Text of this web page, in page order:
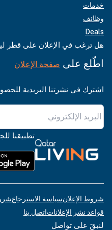
خدمات
وظائف
Deals
هل ترغب في الإعلان على قطر
اطّلع على صفحة الإعلان
اشترك في نشرتنا البريدية
تطبيقنا
شروط الإعلانسياسة الاسترجاع
قواعد نشر الإعلاناتاتصل بنا
لنبقَ على تواصل